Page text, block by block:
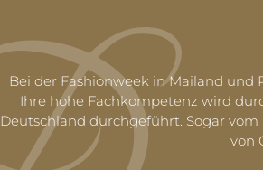
Bei der Fashionweek in Mailand und
Ihre hohe Fachkompetenz wird
Deutschland durchgeführt. Sogar
von